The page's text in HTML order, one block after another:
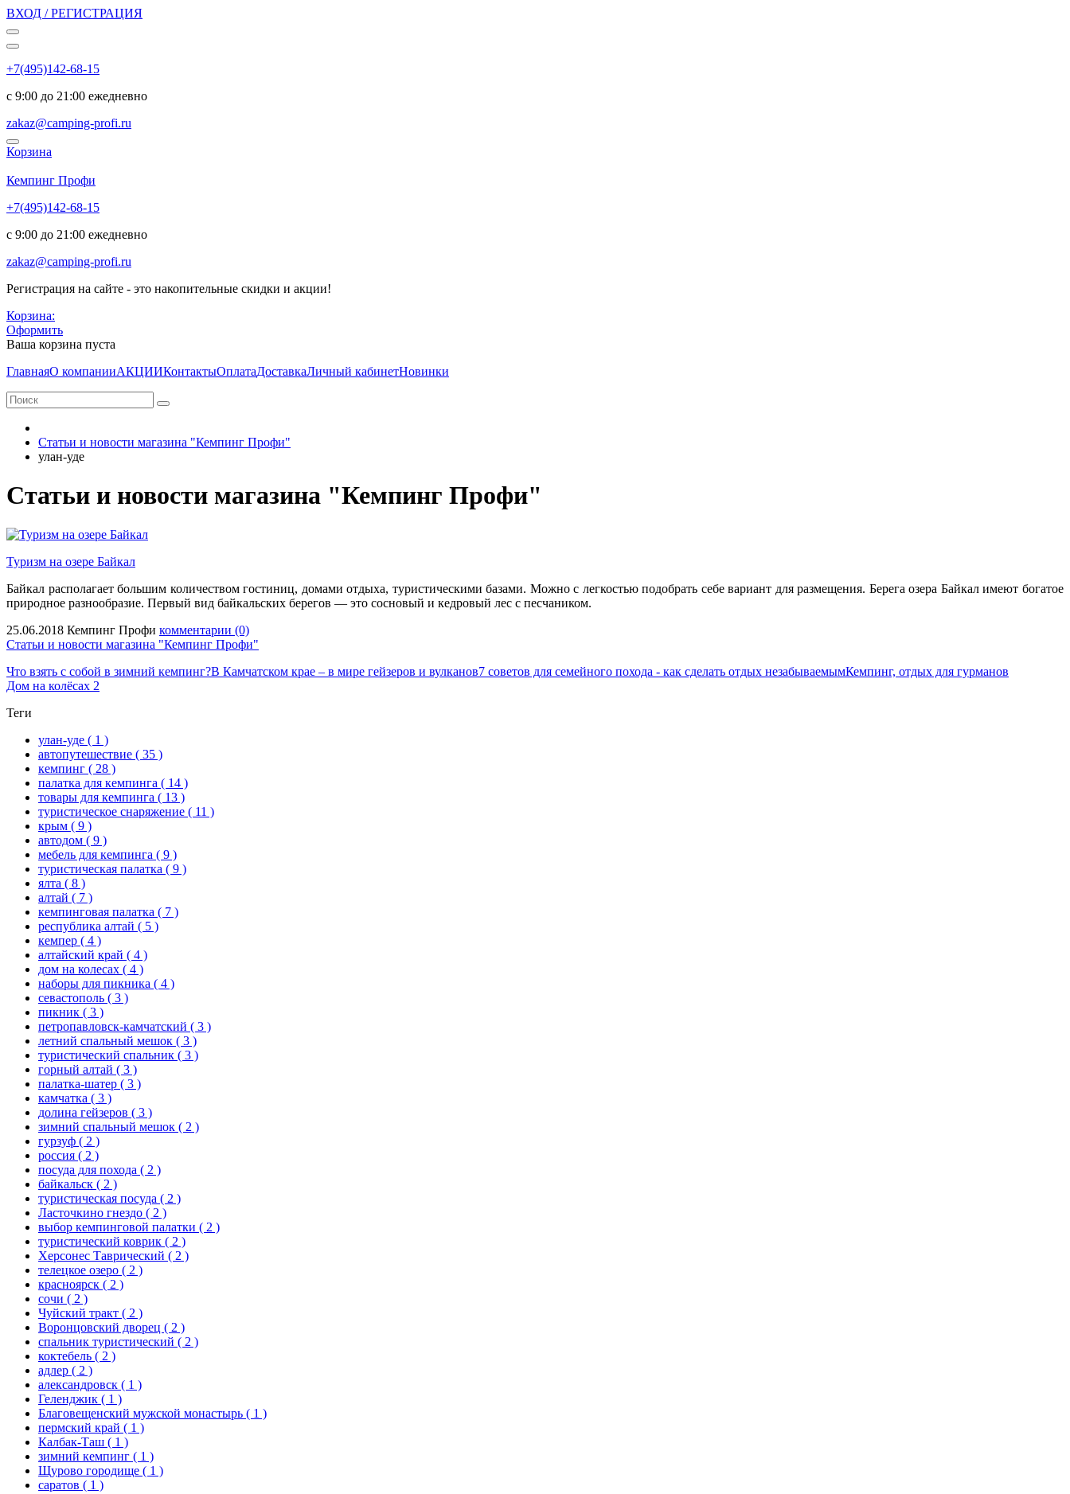
ВХОД / РЕГИСТРАЦИЯ
+7(495)142-68-15
с 9:00 до 21:00 ежедневно
zakaz@camping-profi.ru
Корзина
Кемпинг Профи
+7(495)142-68-15
с 9:00 до 21:00 ежедневно
zakaz@camping-profi.ru
Регистрация на сайте - это накопительные скидки и акции!
Корзина:
Оформить
Ваша корзина пуста
ГлавнаяО компанииАКЦИИКонтактыОплатаДоставкаЛичный кабинетНовинки
Статьи и новости магазина "Кемпинг Профи"
улан-уде
Статьи и новости магазина "Кемпинг Профи"
Туризм на озере Байкал
Байкал располагает большим количеством гостиниц, домами отдыха, туристическими базами. Можно с легкостью подобрать себе вариант для размещения. Берега озера Байкал имеют богатое
природное разнообразие. Первый вид байкальских берегов — это сосновый и кедровый лес с песчаником.
25.06.2018 Кемпинг Профи комментарии (0)
Статьи и новости магазина "Кемпинг Профи"
Что взять с собой в зимний кемпинг?В Камчатском крае – в мире гейзеров и вулканов7 советов для семейного похода - как сделать отдых незабываемымКемпинг, отдых для гурманов
Дом на колёсах 2
Теги
улан-уде ( 1 )
автопутешествие ( 35 )
кемпинг ( 28 )
палатка для кемпинга ( 14 )
товары для кемпинга ( 13 )
туристическое снаряжение ( 11 )
крым ( 9 )
автодом ( 9 )
мебель для кемпинга ( 9 )
туристическая палатка ( 9 )
ялта ( 8 )
алтай ( 7 )
кемпинговая палатка ( 7 )
республика алтай ( 5 )
кемпер ( 4 )
алтайский край ( 4 )
дом на колесах ( 4 )
наборы для пикника ( 4 )
севастополь ( 3 )
пикник ( 3 )
петропавловск-камчатский ( 3 )
летний спальный мешок ( 3 )
туристический спальник ( 3 )
горный алтай ( 3 )
палатка-шатер ( 3 )
камчатка ( 3 )
долина гейзеров ( 3 )
зимний спальный мешок ( 2 )
гурзуф ( 2 )
россия ( 2 )
посуда для похода ( 2 )
байкальск ( 2 )
туристическая посуда ( 2 )
Ласточкино гнездо ( 2 )
выбор кемпинговой палатки ( 2 )
туристический коврик ( 2 )
Херсонес Таврический ( 2 )
телецкое озеро ( 2 )
красноярск ( 2 )
сочи ( 2 )
Чуйский тракт ( 2 )
Воронцовский дворец ( 2 )
спальник туристический ( 2 )
коктебель ( 2 )
адлер ( 2 )
александровск ( 1 )
Геленджик ( 1 )
Благовещенский мужской монастырь ( 1 )
пермский край ( 1 )
Калбак-Таш ( 1 )
зимний кемпинг ( 1 )
Щурово городище ( 1 )
саратов ( 1 )